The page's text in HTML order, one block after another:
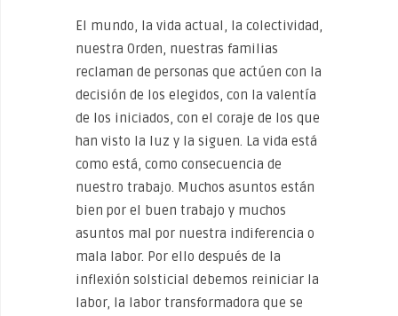
El mundo, la vida actual, la colectividad,
nuestra Orden, nuestras familias
reclaman de personas que actúen con la
decisión de los elegidos, con la valentía
de los iniciados, con el coraje de los que
han visto la luz y la siguen. La vida está
como está, como consecuencia de
nuestro trabajo. Muchos asuntos están
bien por el buen trabajo y muchos
asuntos mal por nuestra indiferencia o
mala labor. Por ello después de la
inflexión solsticial debemos reiniciar la
labor, la labor transformadora que se